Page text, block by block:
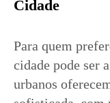
Cidade
Para quem
cidade pode ser
urbanos